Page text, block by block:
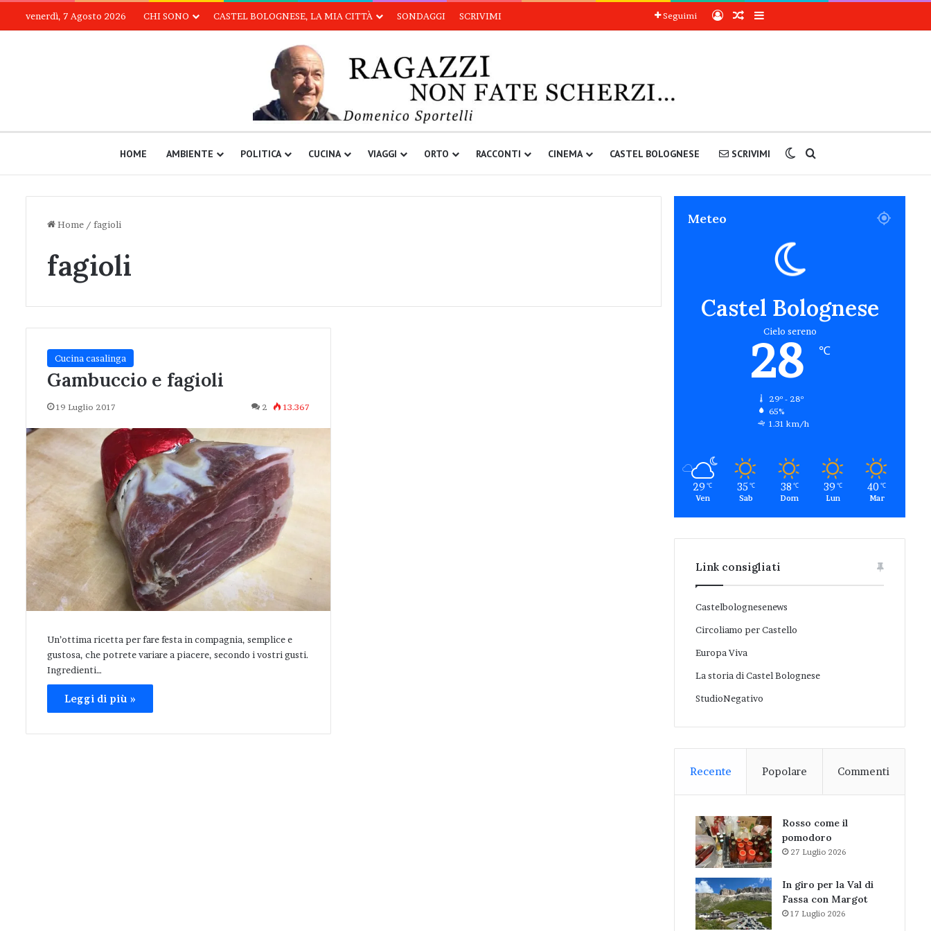
venerdì, 7 Agosto 2026 CHI SONO CASTEL BOLOGNESE, LA MIA CITTÀ SONDAGGI SCRIVIMI Seguimi AccediArticoli a sorpresa
Barra laterale
HOME AMBIENTE POLITICA CUCINA VIAGGI ORTO RACCONTI CINEMA CASTEL BOLOGNESE SCRIVIMI Cambia aspetto
Home / fagioli
fagioli
Cucina casalinga
Gambuccio e fagioli
19 Luglio 2017 2 13.367
Un’ottima ricetta per fare festa in compagnia, semplice e
gustosa, che potrete variare a piacere, secondo i vostri gusti.
Ingredienti…
Leggi di più »
Meteo
Castel Bolognese
Cielo sereno
28 ℃
29º - 28º
65%
1.31 km/h
29 ℃
Ven
35 ℃
Sab
38 ℃
Dom
39 ℃
Lun
40 ℃
Mar
Link consigliati
Castelbolognesenews
Circoliamo per Castello
Europa Viva
La storia di Castel Bolognese
StudioNegativo
Recente Popolare Commenti
Rosso come il
pomodoro
27 Luglio 2026
In giro per la Val di
Fassa con Margot
17 Luglio 2026